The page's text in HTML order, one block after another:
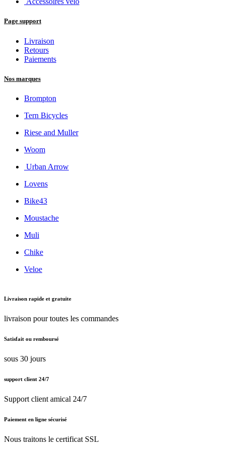
Page support
Livraison
Retours
Paiements
Nos marques
Brompton
Tern Bicycles
Riese and Muller
Woom
Urban Arrow
Lovens
Bike43
Moustache
Muli
Chike
Veloe
Livraison rapide et gratuite
livraison pour toutes les commandes
Satisfait ou remboursé
sous 30 jours
support client 24/7
Support client amical 24/7
Paiement en ligne sécurisé
Nous traitons le certificat SSL